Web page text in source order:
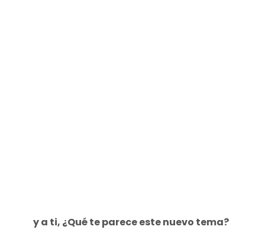
y a ti, ¿Qué te parece este nuevo tema?